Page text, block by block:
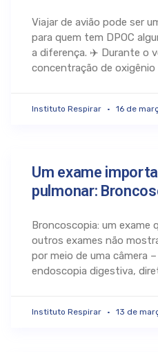
Viajar de avião pode ser
para quem tem DPOC
a diferença. ✈️ Durante o
concentração de oxigênio
Instituto Respirar 16 de
Um exame
pulmonar:
Broncoscopia: um exame
outros exames não
por meio de uma câmera
endoscopia digestiva,
Instituto Respirar 13 de